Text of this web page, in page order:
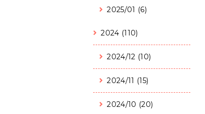
2025/01 (6)
2024 (110)
2024/12 (10)
2024/11 (15)
2024/10 (20)